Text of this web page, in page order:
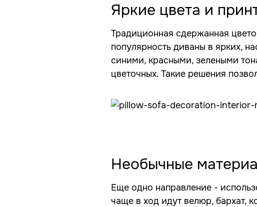
Яркие цвета и
Традиционная сдержанная
популярность диваны в ярких,
синими, красными, зелеными
цветочных. Такие решения
Необычные
Еще одно направление -
чаще в ход идут велюр, бархат,